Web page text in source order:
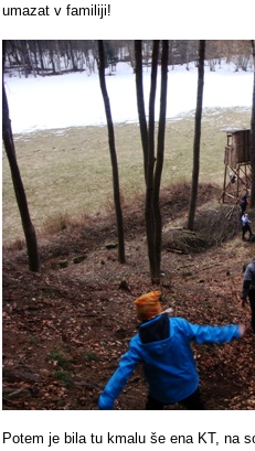
umazat v familiji!
Potem je bila tu kmalu še ena KT, na